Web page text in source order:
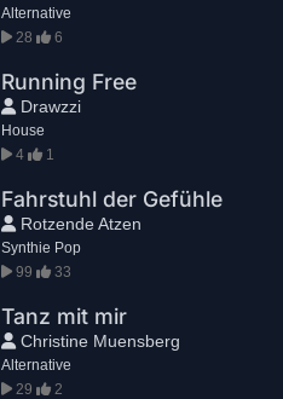
Alternative
28
6
Running Free
Drawzzi
House
4
1
Fahrstuhl der Gefühle
Rotzende Atzen
Synthie Pop
99
33
Tanz mit mir
Christine Muensberg
Alternative
29
2